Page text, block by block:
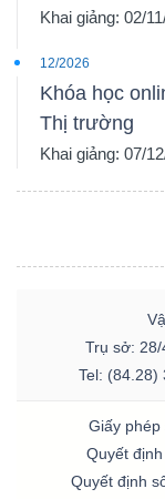
Khai giảng: 02/
12/2026
Khóa học
Thị trường
Khai giảng: 07/
Trụ sở: 28/
Tel: (84.28)
Giấy phép
Quyết
Quyết định